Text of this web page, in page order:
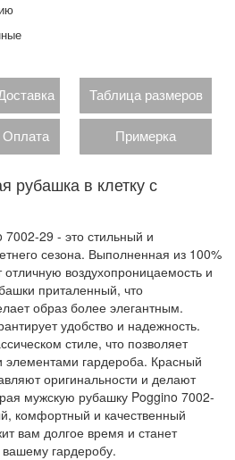
Таблица размеров
Оплата Примерка
рубашка в клетку с
29 - это стильный и
сезона. Выполненная из 100%
воздухопроницаемость и
приталенный, что
образ более элегантным.
удобство и надежность.
стиле, что позволяет
элементами гардероба. Красный
оригинальности и делают
мужскую рубашку Poggino 7002-
комфортный и качественный
вам долгое время и станет
гардеробу.